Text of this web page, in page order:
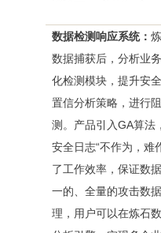
数据检测响应系统：
数据捕获后，分析业
化检测模块，提升安
置信分析策略，进行
测。产品引入GA算法
安全日志“不作为，难
了工作效率，保证数
一的、全量的攻击数
理，用户可以在炼石